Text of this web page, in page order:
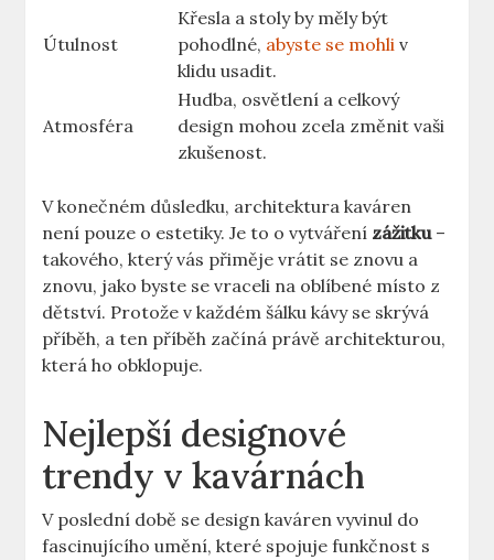
Útulnost
Křesla a stoly by měly být
pohodlné, abyste se mohli v
klidu usadit.
Atmosféra
Hudba, osvětlení a celkový
design mohou zcela změnit vaši
zkušenost.
V konečném důsledku, architektura kaváren
není pouze o estetiky. Je to o vytváření zážitku–
takového, který vás přiměje vrátit se znovu a
znovu, jako byste se vraceli na oblíbené místo z
dětství. Protože v každém šálku kávy se skrývá
příběh, a ten příběh začíná právě architekturou,
která ho obklopuje.
Nejlepší designové
trendy v kavárnách
V poslední době se design kaváren vyvinul do
fascinujícího umění, které spojuje funkčnost s